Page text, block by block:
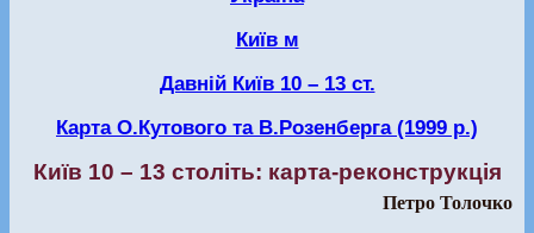
Київ м
Давній Київ 10 – 13 ст.
Карта О.Кутового та В.Розенберга (1999 р.)
Київ 10 – 13 століть: карта-реконструкція
Петро Толочко